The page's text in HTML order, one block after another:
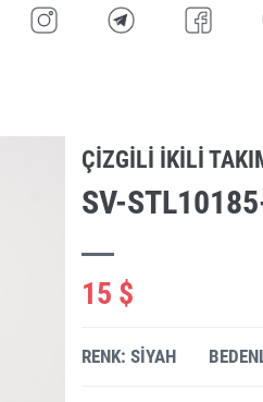
ÇIZGILI IKILI
SV-
15 $
RENK: SIYAH